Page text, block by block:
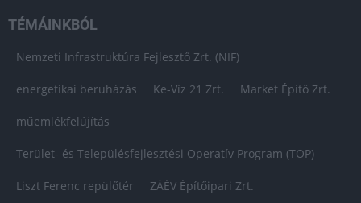
TÉMÁINKBÓL
Nemzeti Infrastruktúra Fejlesztő Zrt. (NIF)
energetikai beruházás Ke-Víz 21 Zrt. Market Építő Zrt.
műemlékfelújítás
Terület- és Településfejlesztési Operatív Program (TOP)
Liszt Ferenc repülőtér ZÁÉV Építőipari Zrt.